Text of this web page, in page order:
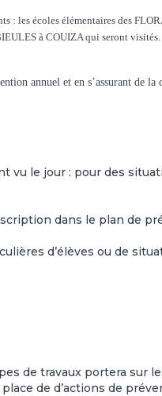
: les écoles élémentaires des
à COUIZA qui seront visités.
annuel et en s’assurant de
vu le jour : pour des
dans le plan de
d’élèves ou de
de travaux portera sur
de d’actions de